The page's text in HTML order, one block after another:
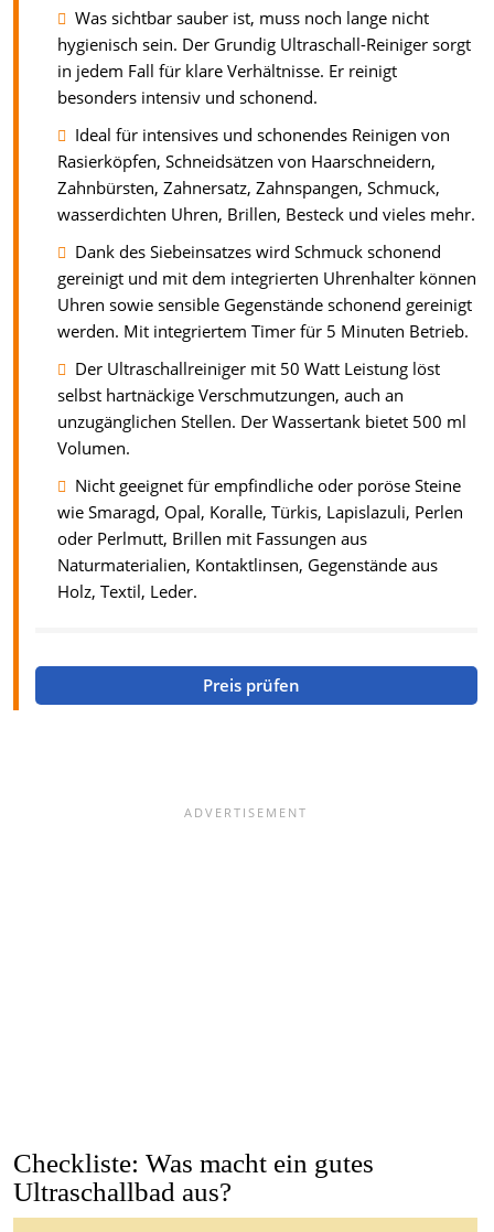
Was sichtbar sauber ist, muss noch lange nicht
hygienisch sein. Der Grundig Ultraschall-Reiniger sorgt
in jedem Fall für klare Verhältnisse. Er reinigt
besonders intensiv und schonend.
Ideal für intensives und schonendes Reinigen von
Rasierköpfen, Schneidsätzen von Haarschneidern,
Zahnbürsten, Zahnersatz, Zahnspangen, Schmuck,
wasserdichten Uhren, Brillen, Besteck und vieles mehr.
Dank des Siebeinsatzes wird Schmuck schonend
gereinigt und mit dem integrierten Uhrenhalter können
Uhren sowie sensible Gegenstände schonend gereinigt
werden. Mit integriertem Timer für 5 Minuten Betrieb.
Der Ultraschallreiniger mit 50 Watt Leistung löst
selbst hartnäckige Verschmutzungen, auch an
unzugänglichen Stellen. Der Wassertank bietet 500 ml
Volumen.
Nicht geeignet für empfindliche oder poröse Steine
wie Smaragd, Opal, Koralle, Türkis, Lapislazuli, Perlen
oder Perlmutt, Brillen mit Fassungen aus
Naturmaterialien, Kontaktlinsen, Gegenstände aus
Holz, Textil, Leder.
Preis prüfen
Checkliste: Was macht ein gutes
Ultraschallbad aus?